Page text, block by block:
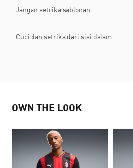
Jangan setrika sablonan
Cuci dan setrika dari sisi dalam
OWN THE LOOK